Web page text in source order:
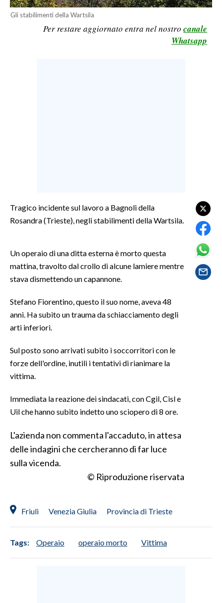
LAVORO
CULTURA
GOSSIP
SARDEGNA TURISMO
NOTIZIE
3 MINUTI CON
INSULARITÀ
INFO AZIENDE
NECROLOGI
PUBBLICITÀ
SPIAGGE
Gli stabilimenti della Wartsila
Per restare aggiornato entra nel nostro canale
Whatsapp
Tragico incidente sul lavoro a Bagnoli della
Rosandra (Trieste), negli stabilimenti della Wartsila.
Un operaio di una ditta esterna è morto questa
mattina, travolto dal crollo di alcune lamiere mentre
stava dismettendo un capannone.
Stefano Fiorentino, questo il suo nome, aveva 48
anni. Ha subito un trauma da schiacciamento degli
arti inferiori.
Sul posto sono arrivati subito i soccorritori con le
forze dell'ordine, inutili i tentativi di rianimare la
vittima.
Immediata la reazione dei sindacati, con Cgil, Cisl e
Uil che hanno subito indetto uno sciopero di 8 ore.
L'azienda non commenta l'accaduto, in attesa
delle indagini che cercheranno di far luce
sulla vicenda.
© Riproduzione riservata
Friuli Venezia Giulia Provincia di Trieste
Tags: Operaio operaio morto Vittima